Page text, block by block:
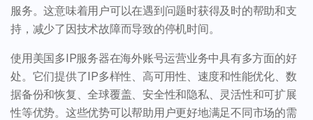
服务。这意味着用户可以在遇到问题时获得及时的帮助和支
持，减少了因技术故障而导致的停机时间。
使用美国多IP服务器在海外账号运营业务中具有多方面的好
处。它们提供了IP多样性、高可用性、速度和性能优化、数
据备份和恢复、全球覆盖、安全性和隐私、灵活性和可扩展
性等优势。这些优势可以帮助用户更好地满足不同市场的需